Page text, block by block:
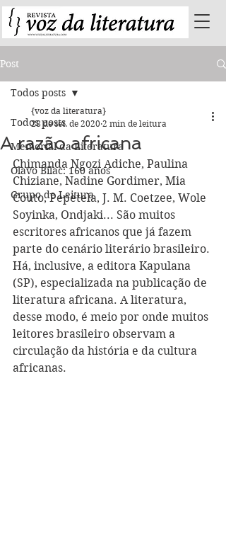
Post
Todos posts
Memorial da Literatura
Olavo Bilac: 160 anos
Grupo de Leitura
Todos posts
A razão africana
{voz da literatura}
28 de set. de 2020 2 min de leitura
Chimanda Ngozi Adiche, Paulina
Chiziane, Nadine Gordimer, Mia
Couto, Pepetela, J. M. Coetzee, Wole
Soyinka, Ondjaki... São muitos
escritores africanos que já fazem
parte do cenário literário brasileiro.
Há, inclusive, a editora Kapulana
(SP), especializada na publicação de
literatura africana. A literatura,
desse modo, é meio por onde muitos
leitores brasileiro observam a
circulação da história e da cultura
africanas.